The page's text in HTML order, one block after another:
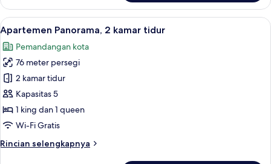
Studio
Mewah,
1
Tempat
Tidur
Queen
Lihat
semua
foto
untuk
Apartemen
Panorama,
2
kamar
Televisi layar datar 52-inci dengan
44
Apartemen Panorama, 2 kamar tidur
Pemandangan kota
76 meter persegi
2 kamar tidur
Kapasitas 5
1 king dan 1 queen
Wi-Fi Gratis
Rincian selengkapnya
Rincian